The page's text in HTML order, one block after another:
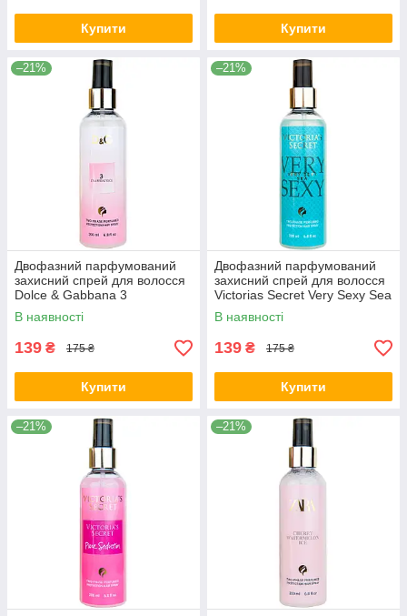
Купити Купити
–21%
Двофазний парфумований
захисний спрей для волосся
Dolce & Gabbana 3
LImperatrice Exclusive EURO
200 мл
В наявності
139 ₴ 175 ₴
Купити
–21%
Двофазний парфумований
захисний спрей для волосся
Victorias Secret Very Sexy Sea
Exclusive EURO 200 мл
В наявності
139 ₴ 175 ₴
Купити
–21% –21%